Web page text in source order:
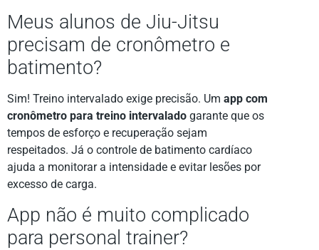
Meus alunos de Jiu-Jitsu
precisam de cronômetro e
batimento?
Sim! Treino intervalado exige precisão. Um app com
cronômetro para treino intervalado garante que os
tempos de esforço e recuperação sejam
respeitados. Já o controle de batimento cardíaco
ajuda a monitorar a intensidade e evitar lesões por
excesso de carga.
App não é muito complicado
para personal trainer?